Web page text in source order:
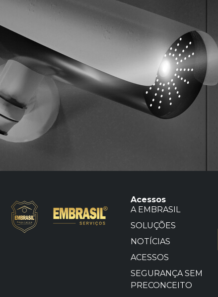
Acessos
A EMBRASIL
SOLUÇÕES
NOTÍCIAS
ACESSOS
SEGURANÇA SEM
PRECONCEITO